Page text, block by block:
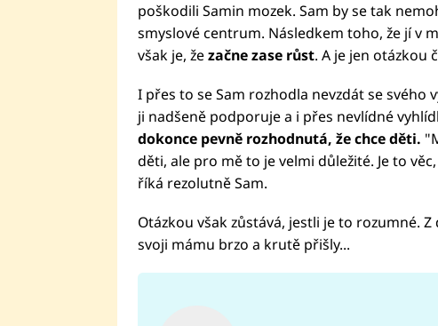
poškodili Samin mozek. Sam by se tak
smyslové centrum. Následkem toho, že jí v
však je, žezačne zase růst. A je jen otázkou
I přes to se Sam rozhodla nevzdát se svého
ji nadšeně podporuje a i přes nevlídné
dokonce pevně rozhodnutá, že chce děti.
děti, ale pro mě to je velmi důležité. Je to
říká rezolutně Sam.
Otázkou však zůstává, jestli je to rozumné.
svoji mámu brzo a krutě přišly...